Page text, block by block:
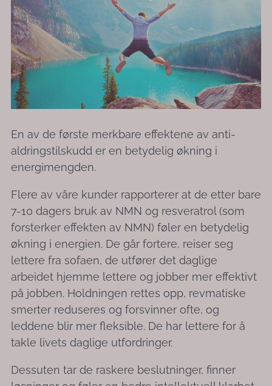
En av de første merkbare effektene av anti-
aldringstilskudd er en betydelig økning i
energimengden.
Flere av våre kunder rapporterer at de etter bare
7-10 dagers bruk av NMN og resveratrol (som
forsterker effekten av NMN) føler en betydelig
økning i energien. De går fortere, reiser seg
lettere fra sofaen, de utfører det daglige
arbeidet hjemme lettere og jobber mer effektivt
på jobben. Holdningen rettes opp, revmatiske
smerter reduseres og forsvinner ofte, og
leddene blir mer fleksible. De har lettere for å
takle livets daglige utfordringer.
Dessuten tar de raskere beslutninger, finner